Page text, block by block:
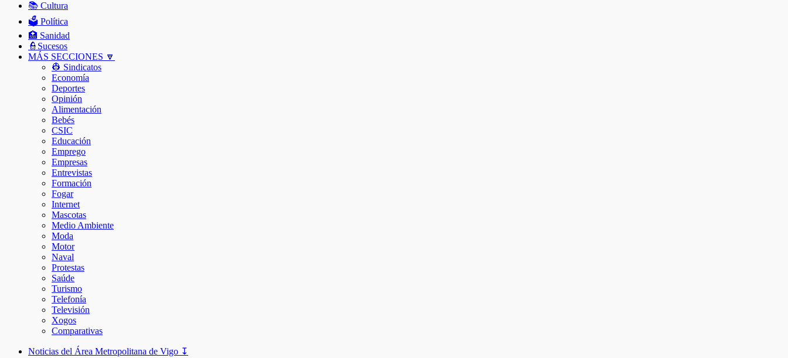
📚 Cultura
🗳️ Política
🏥 Sanidad
👮Sucesos
MÁS SECCIONES 🔽
👷 Sindicatos
Economía
Deportes
Opinión
Alimentación
Bebés
CSIC
Educación
Emprego
Empresas
Entrevistas
Formación
Fogar
Internet
Mascotas
Medio Ambiente
Moda
Motor
Naval
Protestas
Saúde
Turismo
Telefonía
Televisión
Xogos
Comparativas
Noticias del Área Metropolitana de Vigo ↧